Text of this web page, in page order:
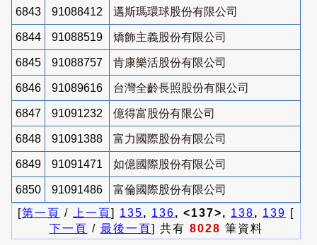
6843 91088412 邁斯瑪環球股份有限公司
6844 91088519 矯飾主義股份有限公司
6845 91088757 肯康樂活股份有限公司
6846 91089616 台灣全齡長照股份有限公司
6847 91091232 億得富股份有限公司
6848 91091388 富力國際股份有限公司
6849 91091471 如億國際股份有限公司
6850 91091486
富倫國際股份有限公司
[第一頁 / 上一頁] 135, 136, <137>, 138, 139 [
下一頁 / 最後一頁] 共有 8028 筆資料